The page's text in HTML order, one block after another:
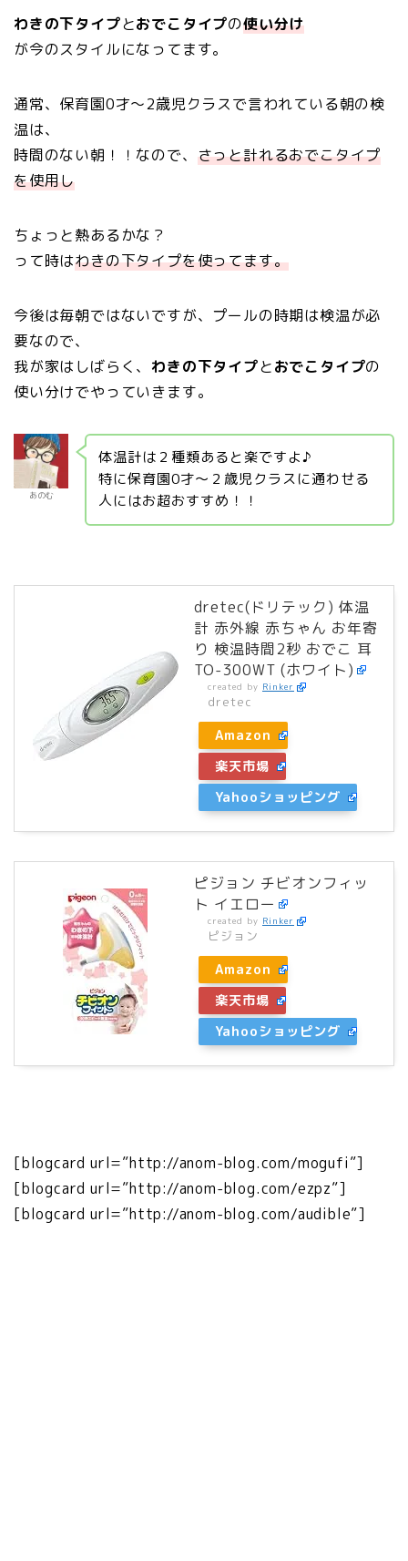
わきの下タイプとおでこタイプの使い分け
が今のスタイルになってます。
通常、保育園0才～2歳児クラスで言われている朝の検
温は、
時間のない朝！！なので、 さっと計れるおでこタイプ
を使用し
ちょっと熱あるかな？
って時はわきの下タイプを使ってます。
今後は毎朝ではないですが、プールの時期は検温が必
要なので、
我が家はしばらく、 わきの下タイプとおでこタイプの
使い分けでやっていきます。
あのむ
体温計は２種類あると楽ですよ♪
特に保育園0才～２歳児クラスに通わせる
人にはお超おすすめ！！
dretec(ドリテック) 体温
計 赤外線 赤ちゃん お年寄
り 検温時間2秒 おでこ 耳
TO-300WT (ホワイト)
created by Rinker
dretec
Amazon
楽天市場
Yahooショッピング
ピジョン チビオンフィッ
ト イエロー
created by Rinker
ピジョン
Amazon
楽天市場
Yahooショッピング
[blogcard url=”http://anom-blog.com/mogufi”]
[blogcard url=”http://anom-blog.com/ezpz”]
[blogcard url=”http://anom-blog.com/audible”]